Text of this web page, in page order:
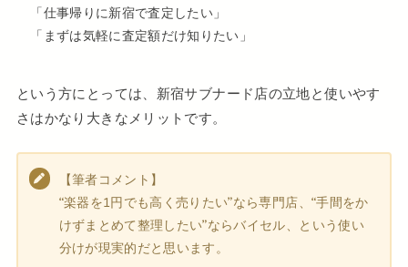
「仕事帰りに新宿で査定したい」
「まずは気軽に査定額だけ知りたい」
という方にとっては、新宿サブナード店の立地と使いやす
さはかなり大きなメリットです。
【筆者コメント】
“楽器を1円でも高く売りたい”なら専門店、“手間をか
けずまとめて整理したい”ならバイセル、という使い
分けが現実的だと思います。